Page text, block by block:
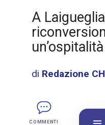
A
di Redazione
COMMENTI